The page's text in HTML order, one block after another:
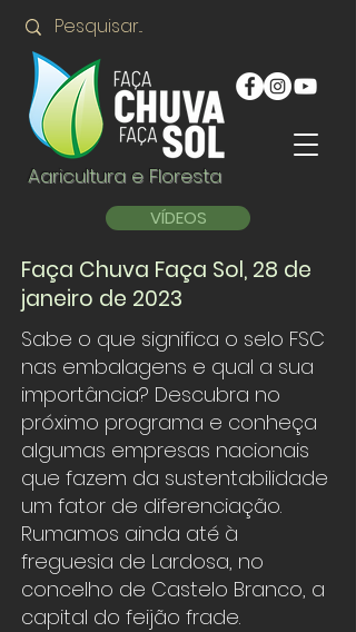
Agricultura e Floresta
VÍDEOS
Faça Chuva Faça Sol, 28 de
janeiro de 2023
Sabe o que significa o selo FSC
nas embalagens e qual a sua
importância? Descubra no
próximo programa e conheça
algumas empresas nacionais
que fazem da sustentabilidade
um fator de diferenciação.
Rumamos ainda até à
freguesia de Lardosa, no
concelho de Castelo Branco, a
capital do feijão frade.